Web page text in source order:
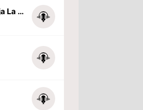
Cuando Se Te Moja La Tarea (PHONK) (Slowed + Reverbed)